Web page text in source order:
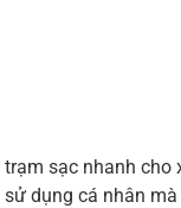
sạc nhanh cho
dụng cá nhân mà